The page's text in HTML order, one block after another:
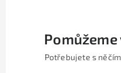
Potřebujete s